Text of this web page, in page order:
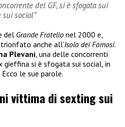
del GF, si è sfogata sui
social”
del Grande Fratello nel 2000 e,
anche all’Isola dei Famosi.
Plevani , una delle concorrenti
gieffina si è sfogata sui social, in
le sue parole.
vittima di sexting sui